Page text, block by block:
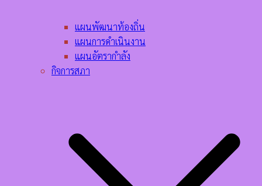
แผนพัฒนาท้องถิ่น
แผนการดำเนินงาน
แผนอัตรากำลัง
กิจการสภา